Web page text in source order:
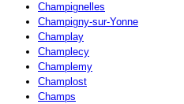
Champignelles
Champigny-sur-Yonne
Champlay
Champlecy
Champlemy
Champlost
Champs